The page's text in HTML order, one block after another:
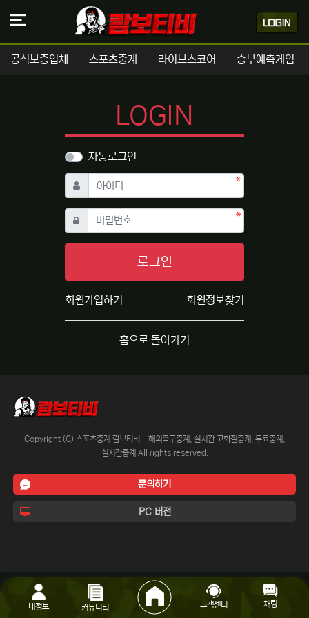
공식보증업체 스포츠중계 라이브스코어 승부예측게임
LOGIN
자동로그인
아이디 필수
비밀번호필수
로그인
회원가입하기 회원정보찾기
홈으로 돌아가기
Copyright (C) 스포츠중계 람보티비 - 해외축구중계, 실시간 고화질중계, 무료중계,
실시간중계 All rights reserved.
문의하기
PC 버전
내정보 커뮤니티 고객센터 채팅